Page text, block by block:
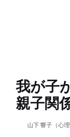
我が子
親子関
山下 響子（心